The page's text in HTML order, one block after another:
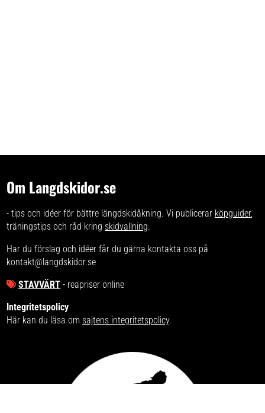
Om Langdskidor.se
- tips och idéer för bättre längdskidåkning. Vi publicerar köpguider,
träningstips och råd kring skidvallning.
Har du förslag och idéer får du gärna kontakta oss på
kontakt@langdskidor.se
STAVVÄRT - reapriser online
Integritetspolicy
Här kan du läsa om sajtens integritetspolicy.